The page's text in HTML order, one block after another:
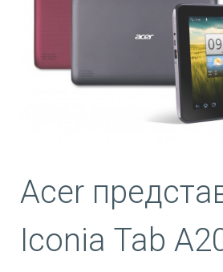
Acer
Iconia Tab